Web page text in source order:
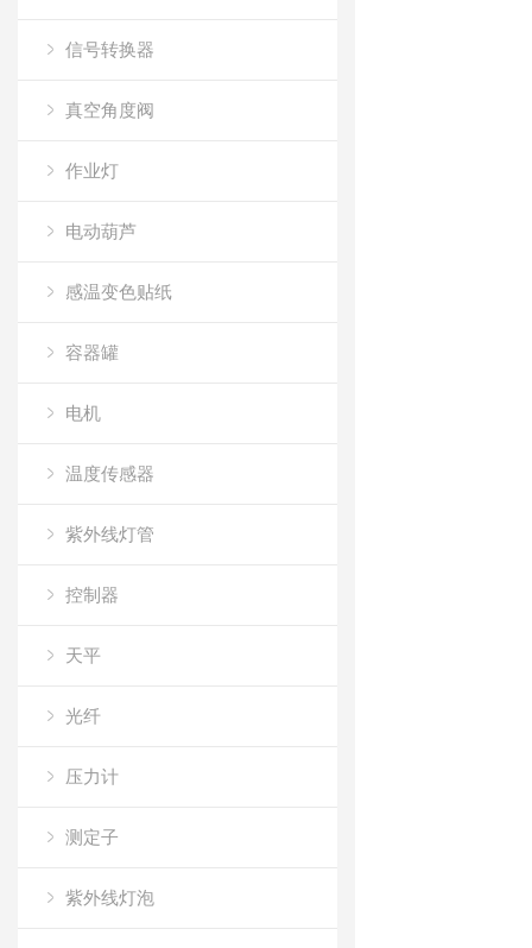
信号转换器
真空角度阀
作业灯
电动葫芦
感温变色贴纸
容器罐
电机
温度传感器
紫外线灯管
控制器
天平
光纤
压力计
测定子
紫外线灯泡